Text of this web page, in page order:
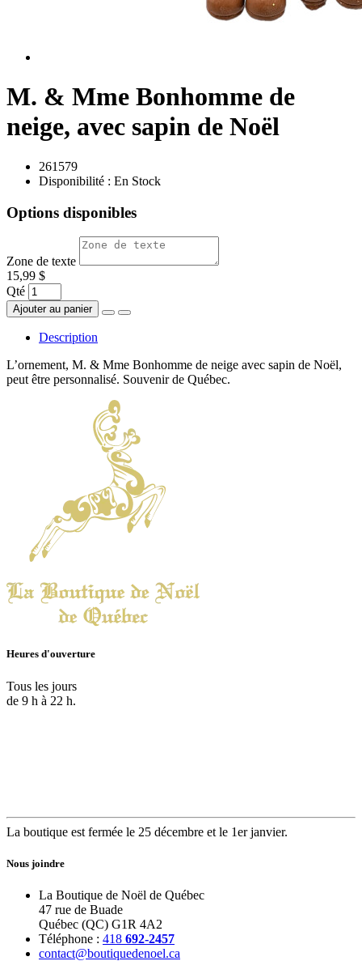
M. & Mme Bonhomme de
neige, avec sapin de Noël
261579
Disponibilité : En Stock
Options disponibles
Zone de texte
15,99 $
Qté
Ajouter au panier
Description
L’ornement, M. & Mme Bonhomme de neige avec sapin de Noël,
peut être personnalisé. Souvenir de Québec.
Heures d'ouverture
Tous les jours
de 9 h à 22 h.
La boutique est fermée le 25 décembre et le 1er janvier.
Nous joindre
La Boutique de Noël de Québec
47 rue de Buade
Québec (QC) G1R 4A2
Téléphone : 418 692-2457
contact@boutiquedenoel.ca